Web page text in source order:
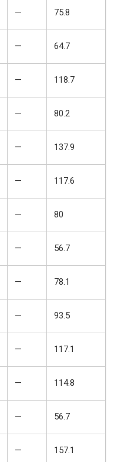
— 75.8
— 64.7
— 118.7
— 80.2
— 137.9
— 117.6
— 80
— 56.7
— 78.1
— 93.5
— 117.1
— 114.8
— 56.7
— 157.1